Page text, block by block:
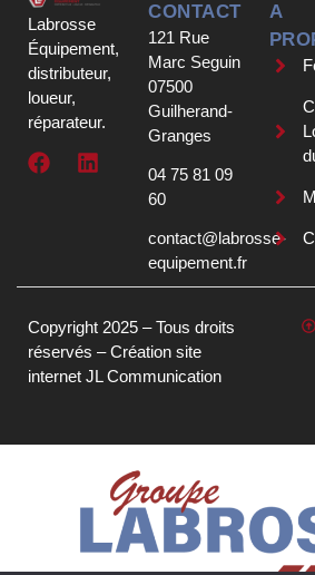
Labrosse
Équipement,
distributeur,
loueur,
réparateur.
CONTACT
121 Rue
Marc Seguin
07500
Guilherand-
Granges
04 75 81 09
60
contact@labrosse-
equipement.fr
A
Copyright 2025 – Tous droits
réservés –Création site
internet JL Communication